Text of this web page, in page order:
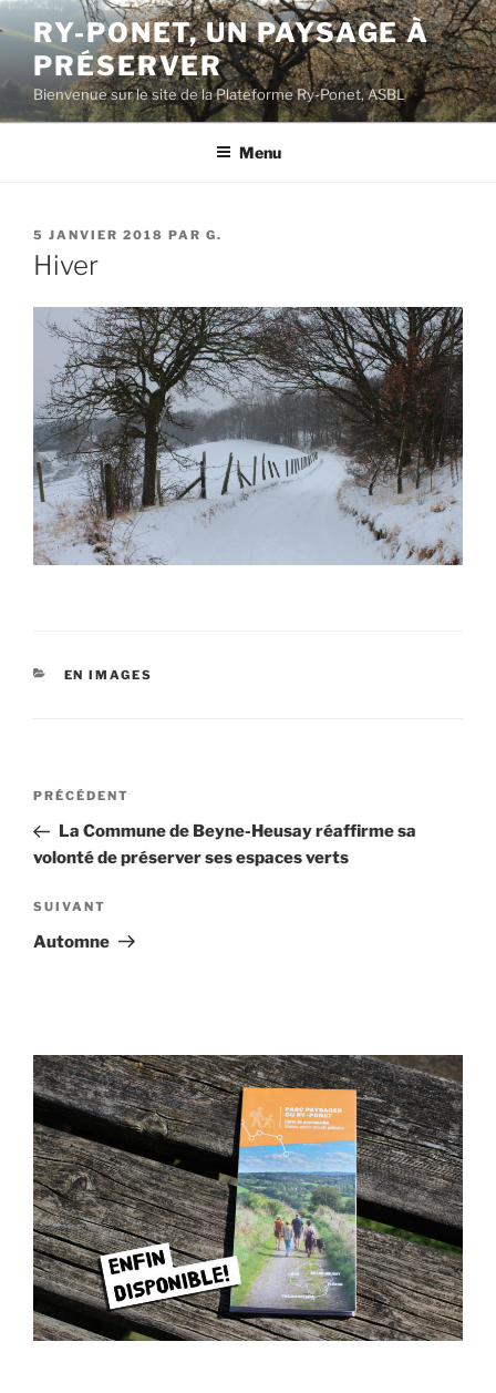
Aller
au
contenu
principal
RY-PONET, UN PAYSAGE À
PRÉSERVER
Bienvenue sur le site de la Plateforme Ry-Ponet, ASBL
Menu
PUBLIÉ
LE
5 JANVIER 2018 PAR G.
Hiver
CATÉGORIES
EN IMAGES
Navigation
l’article
Article
précédent
PRÉCÉDENT
La Commune de Beyne-Heusay réaffirme sa
volonté de préserver ses espaces verts
Article
suivant
SUIVANT
Automne